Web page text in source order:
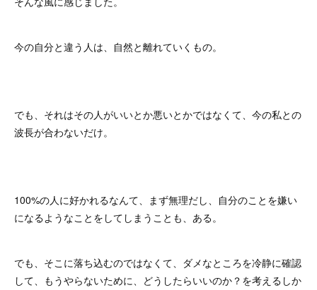
今の自分と違う人は、自然と離れていくもの。
でも、それはその人がいいとか悪いとかではなくて、今の私との
波長が合わないだけ。
100%の人に好かれるなんて、まず無理だし、自分のことを嫌い
になるようなことをしてしまうことも、ある。
でも、そこに落ち込むのではなくて、ダメなところを冷静に確認
して、もうやらないために、どうしたらいいのか？を考えるしか